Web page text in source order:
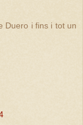
Duero i fins i tot un